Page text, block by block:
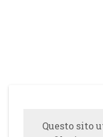
Questo sito